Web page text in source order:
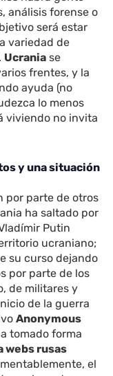
análisis forense o
será estar
variedad de
Ucrania se
frentes, y la
ayuda (no
lo menos
viviendo no invita
y una situación
por parte de otros
ha saltado por
Putin
ucraniano;
su curso dejando
por parte de los
de militares y
de la guerra
Anonymous
tomado forma
webs rusas
el